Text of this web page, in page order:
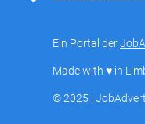
Ein Portal der
Made with ♥ in
© 2025 |